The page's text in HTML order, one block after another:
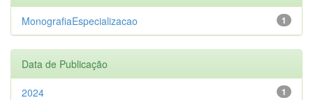
1
MonografiaEspecializacao
Data de Publicação
1
2024